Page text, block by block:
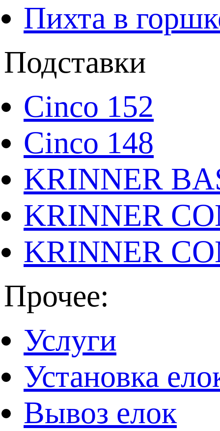
Пихта в
Подставки
Cinco 152
Cinco 148
KRINNER
KRINNER
KRINNER
Прочее:
Услуги
Установка
Вывоз елок